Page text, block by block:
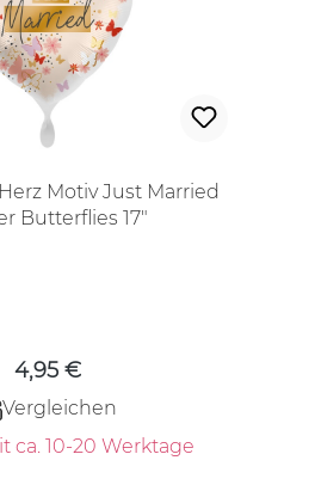
Motiv Just Married
Butterflies 17"
4,95 €
Vergleichen
ca. 10-20 Werktage